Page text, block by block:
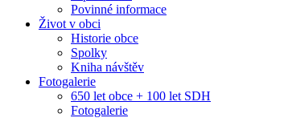
Povinné informace
Život v obci
Historie obce
Spolky
Kniha návštěv
Fotogalerie
650 let obce + 100 let SDH
Fotogalerie